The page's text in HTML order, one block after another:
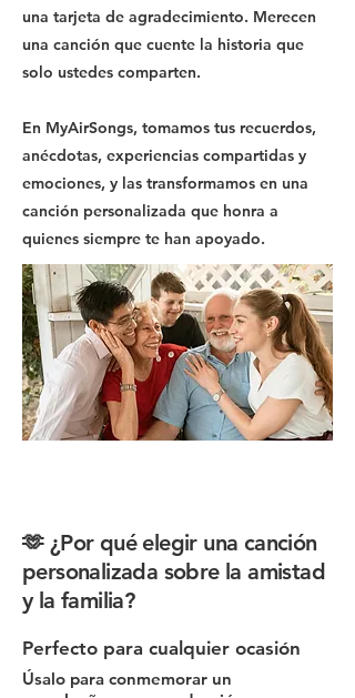
una tarjeta de agradecimiento. Merecen
una canción que cuente la historia que
solo ustedes comparten.
En MyAirSongs, tomamos tus recuerdos,
anécdotas, experiencias compartidas y
emociones, y las transformamos en una
canción personalizada que honra a
quienes siempre te han apoyado.
🫶 ¿Por qué elegir una canción
personalizada sobre la amistad
y la familia?
Perfecto para cualquier ocasión
Úsalo para conmemorar un